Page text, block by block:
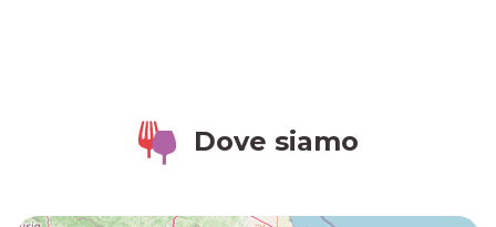
Dove siamo